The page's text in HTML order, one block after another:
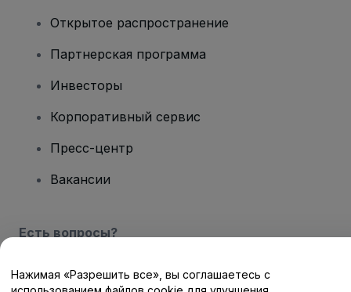
Открытое распространение
Партнерская программа
Инвесторы
Корпоративный сервис
Пресс-центр
Вакансии
Есть вопросы?
Центр помощи / Свяжитесь с нами
Нажимая «Разрешить все», вы соглашаетесь с